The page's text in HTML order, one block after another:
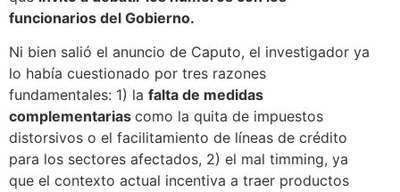
funcionarios del Gobierno.
Ni bien salió el anuncio de Caputo, el investigador ya
lo había cuestionado por tres razones
fundamentales: 1) la falta de medidas
complementarias como la quita de impuestos
distorsivos o el facilitamiento de líneas de crédito
para los sectores afectados, 2) el mal timming, ya
que el contexto actual incentiva a traer productos